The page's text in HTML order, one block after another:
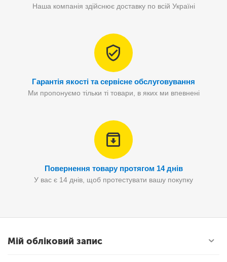
Наша компанія здійснює доставку по всій Україні
Гарантія якості та сервісне обслуговування
Ми пропонуємо тільки ті товари, в яких ми впевнені
Повернення товару протягом 14 днів
У вас є 14 днів, щоб протестувати вашу покупку
Мій обліковий запис